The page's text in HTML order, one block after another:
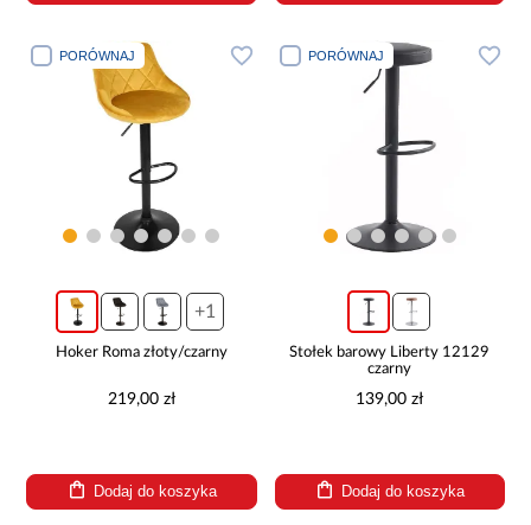
PORÓWNAJ
+1
Hoker Roma złoty/czarny
219,00 zł
Dodaj do koszyka
PORÓWNAJ
Stołek barowy Liberty 12129
czarny
139,00 zł
Dodaj do koszyka